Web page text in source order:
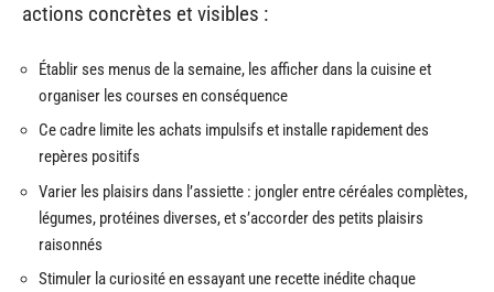
actions concrètes et visibles :
Établir ses menus de la semaine, les afficher dans la cuisine et
organiser les courses en conséquence
Ce cadre limite les achats impulsifs et installe rapidement des
repères positifs
Varier les plaisirs dans l’assiette : jongler entre céréales complètes,
légumes, protéines diverses, et s’accorder des petits plaisirs
raisonnés
Stimuler la curiosité en essayant une recette inédite chaque